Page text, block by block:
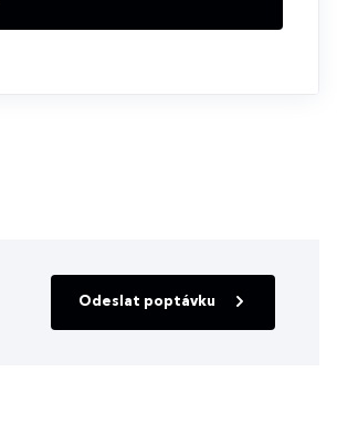
Odeslat poptávku